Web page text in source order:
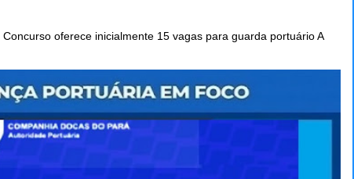
oferece inicialmente 15 vagas para guarda portuário A